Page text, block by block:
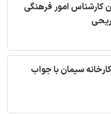
کارشناس امور فرهنگی
سیمان با جواب